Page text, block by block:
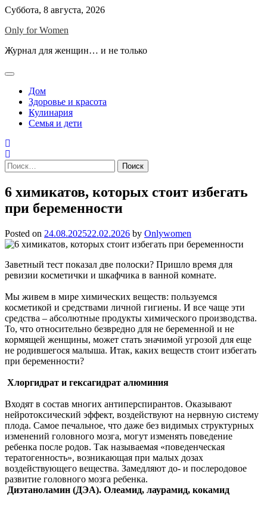
Skip
content
Суббота, 8 августа, 2026
Only for Women
Журнал для женщин… и не только
Дом
Здоровье и красота
Кулинария
Семья и дети
Найти:
6 химикатов, которых стоит избегать
при беременности
Posted on 24.08.202522.02.2026 by Onlywomen
Заветный тест показал две полоски? Пришло время для
ревизии косметички и шкафчика в ванной комнате.
Мы живем в мире химических веществ: пользуемся
косметикой и средствами личной гигиены. И все чаще эти
средства – абсолютные продукты химического производства.
То, что относительно безвредно для не беременной и не
кормящей женщины, может стать значимой угрозой для еще
не родившегося малыша. Итак, каких веществ стоит избегать
при беременности?
Хлоргидрат и гексагидрат алюминия
Входят в состав многих антиперспирантов. Оказывают
нейротоксический эффект, воздействуют на нервную систему
плода. Самое печальное, что даже без видимых структурных
изменений головного мозга, могут изменять поведение
ребенка после родов. Так называемая «поведенческая
тератогенность», возникающая при малых дозах
воздействующего вещества. Замедляют до- и послеродовое
развитие головного мозга ребенка.
Диэтаноламин (ДЭА). Олеамид, лаурамид, кокамид